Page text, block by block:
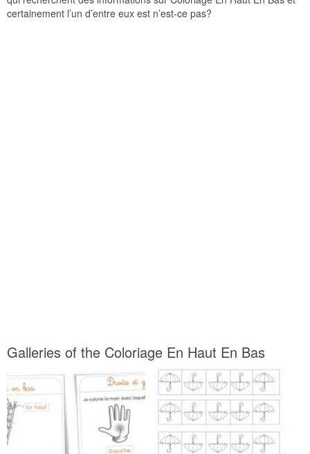
certainement l’un d’entre eux est n’est-ce pas?
Galleries of the Coloriage En Haut En Bas